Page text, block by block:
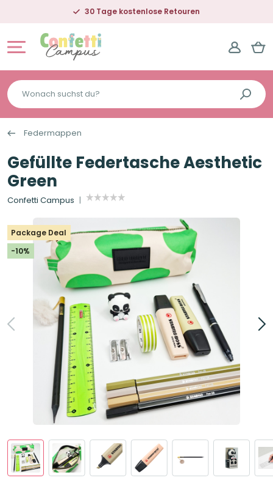
30 Tage kostenlose Retouren
Wonach
suchst
du?
Federmappen
Gefüllte Federtasche Aesthetic
Green
Confetti Campus
Package Deal
-10%